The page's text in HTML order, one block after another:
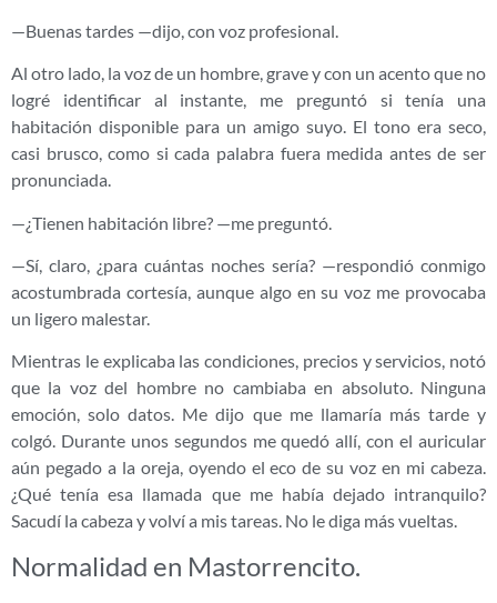
—Buenas tardes —dijo, con voz profesional.
Al otro lado, la voz de un hombre, grave y con un acento que no
logré identificar al instante, me preguntó si tenía una
habitación disponible para un amigo suyo. El tono era seco,
casi brusco, como si cada palabra fuera medida antes de ser
pronunciada.
—¿Tienen habitación libre? —me preguntó.
—Sí, claro, ¿para cuántas noches sería? —respondió conmigo
acostumbrada cortesía, aunque algo en su voz me provocaba
un ligero malestar.
Mientras le explicaba las condiciones, precios y servicios, notó
que la voz del hombre no cambiaba en absoluto. Ninguna
emoción, solo datos. Me dijo que me llamaría más tarde y
colgó. Durante unos segundos me quedó allí, con el auricular
aún pegado a la oreja, oyendo el eco de su voz en mi cabeza.
¿Qué tenía esa llamada que me había dejado intranquilo?
Sacudí la cabeza y volví a mis tareas. No le diga más vueltas.
Normalidad en Mastorrencito.